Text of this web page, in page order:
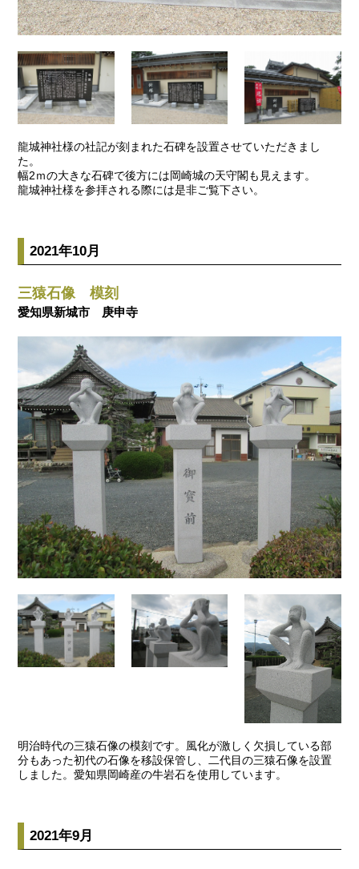
龍城神社様の社記が刻まれた石碑を設置させていただきまし
た。
幅2ｍの大きな石碑で後方には岡崎城の天守閣も見えます。
龍城神社様を参拝される際には是非ご覧下さい。
2021年10月
三猿石像 模刻
愛知県新城市 庚申寺
明治時代の三猿石像の模刻です。風化が激しく欠損している部
分もあった初代の石像を移設保管し、二代目の三猿石像を設置
しました。愛知県岡崎産の牛岩石を使用しています。
2021年9月